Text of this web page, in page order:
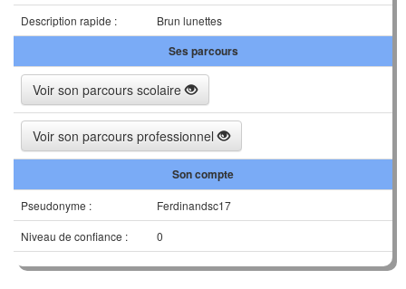
Description rapide :
Brun lunettes
Ses parcours
Voir son parcours scolaire
Voir son parcours professionnel
Son compte
Pseudonyme :
Ferdinandsc17
Niveau de confiance :
0